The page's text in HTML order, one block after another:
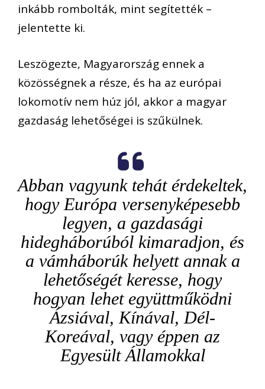
inkább rombolták, mint segítették –
jelentette ki.
Leszögezte, Magyarország ennek a
közösségnek a része, és ha az európai
lokomotív nem húz jól, akkor a magyar
gazdaság lehetőségei is szűkülnek.
Abban vagyunk tehát érdekeltek,
hogy Európa versenyképesebb
legyen, a gazdasági
hidegháborúból kimaradjon, és
a vámháborúk helyett annak a
lehetőségét keresse, hogy
hogyan lehet együttműködni
Ázsiával, Kínával, Dél-
Koreával, vagy éppen az
Egyesült Államokkal